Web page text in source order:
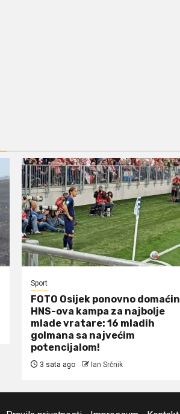
Sport
FOTO Osijek ponovno domaćin
HNS-ova kampa za najbolje
mlade vratare: 16 mladih
golmana sa najvećim
potencijalom!
3 sata ago Ian Srčnik